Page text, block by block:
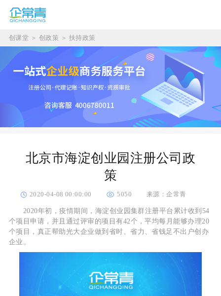
创课堂 ＞ 创政策 ＞ 扶持政策
北京市海淀创业园注册公司政
策
2020-04-08 00:00:00 5050 来源：企常青
2020年初，疫情期间，海淀创业园集群注册平台累计收到54
个项目申请，并且通过评审的项目有42个，平均每月能够办理20
个项目，真正帮助光大企业做到省时、省力、省钱足不出户创办
企业。